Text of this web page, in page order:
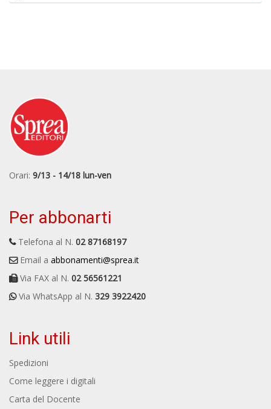
Orari: 9/13 - 14/18 lun-ven
Per abbonarti
Telefona al N. 02 87168197
Email a abbonamenti@sprea.it
Via FAX al N. 02 56561221
Via WhatsApp al N. 329 3922420
Link utili
Spedizioni
Come leggere i digitali
Carta del Docente